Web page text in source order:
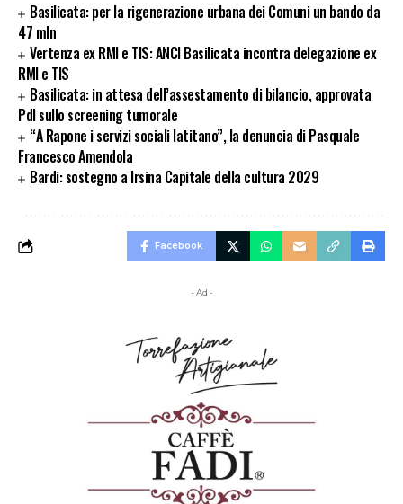
Basilicata: per la rigenerazione urbana dei Comuni un bando da
47 mln
Vertenza ex RMI e TIS: ANCI Basilicata incontra delegazione ex
RMI e TIS
Basilicata: in attesa dell’assestamento di bilancio, approvata
Pdl sullo screening tumorale
“A Rapone i servizi sociali latitano”, la denuncia di Pasquale
Francesco Amendola
Bardi: sostegno a Irsina Capitale della cultura 2029
Facebook
- Ad -